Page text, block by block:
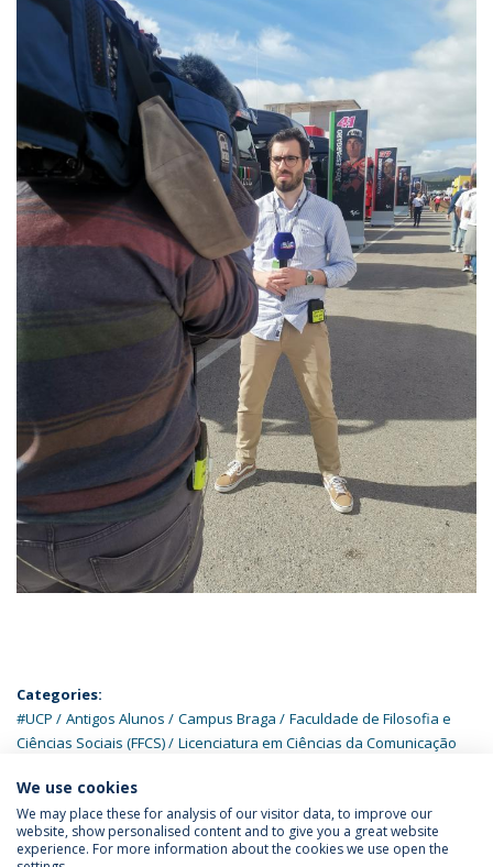
Categories:
#UCP
Antigos Alunos Campus Braga
Faculdade de Filosofia e
Ciências Sociais (FFCS)
Licenciatura em Ciências da Comunicação
Política de Privacidade Termos & Condições
We use cookies
We may place these for analysis of our visitor data, to improve our
website, show personalised content and to give you a great website
experience. For more information about the cookies we use open the